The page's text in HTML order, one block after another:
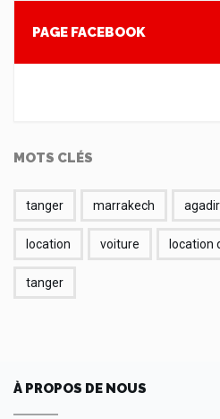
PAGE FACEBOOK
MOTS CLÉS
tanger marrakech agadir
location voiture location
tanger
À PROPOS DE NOUS